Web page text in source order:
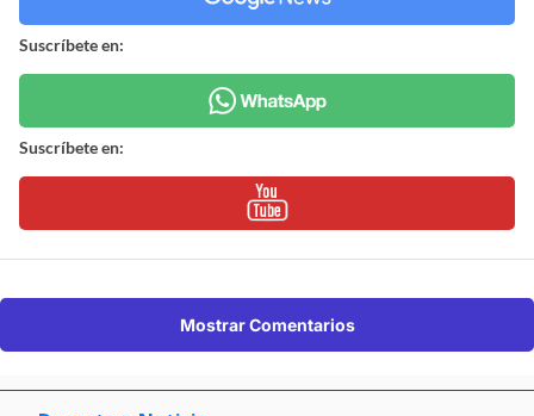
Suscríbete en:
Suscríbete en:
Mostrar Comentarios